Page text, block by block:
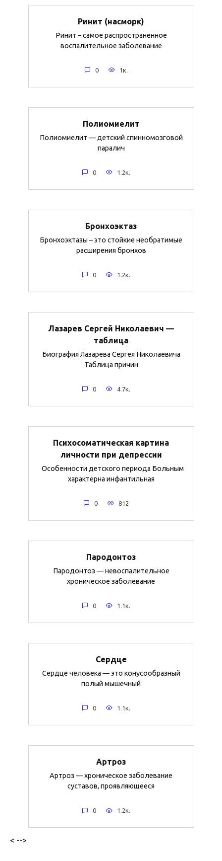
Ринит (насморк)
Ринит – самое распространенное
воспалительное заболевание
0 1к.
Полиомиелит
Полиомиелит — детский спинномозговой
паралич
0 1.2к.
Бронхоэктаз
Бронхоэктазы – это стойкие необратимые
расширения бронхов
0 1.2к.
Лазарев Сергей Николаевич —
таблица
Биография Лазарева Сергея Николаевича
Таблица причин
0 4.7к.
Психосоматическая картина
личности при депрессии
Особенности детского периода Больным
характерна инфантильная
0 812
Пародонтоз
Пародонтоз — невоспалительное
хроническое заболевание
0 1.1к.
Сердце
Сердце человека — это конусообразный
полый мышечный
0 1.1к.
Артроз
Артроз — хроническое заболевание
суставов, проявляющееся
0 1.2к.
< -->